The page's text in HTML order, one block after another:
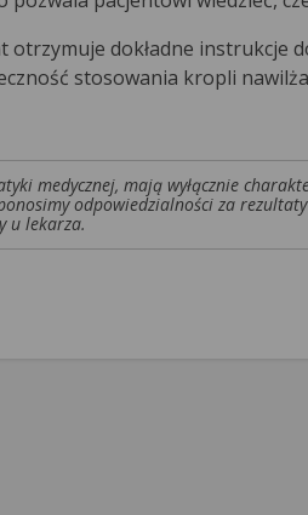
dokładne instrukcje
stosowania kropli
medycznej, mają wyłącznie
odpowiedzialności za
u lekarza.